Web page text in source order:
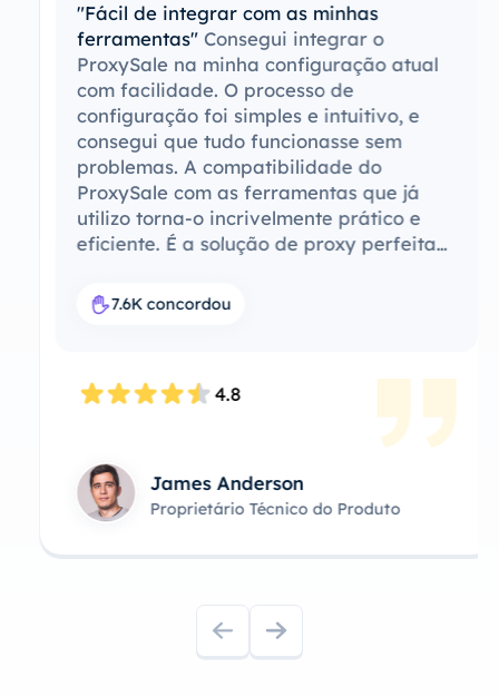
"Fácil de integrar com as minhas
ferramentas"Consegui integrar o
ProxySale na minha configuração atual
com facilidade. O processo de
configuração foi simples e intuitivo, e
consegui que tudo funcionasse sem
problemas. A compatibilidade do
ProxySale com as ferramentas que já
utilizo torna-o incrivelmente prático e
eficiente. É a solução de proxy perfeita
7.6K concordou
4.8
James Anderson
Proprietário Técnico do Produto